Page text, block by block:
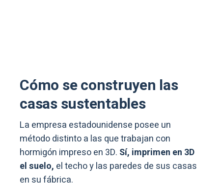
Cómo se construyen las
casas sustentables
La empresa estadounidense posee un
método distinto a las que trabajan con
hormigón impreso en 3D. Sí, imprimen en 3D
el suelo, el techo y las paredes de sus casas
en su fábrica.